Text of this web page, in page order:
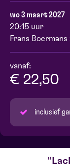
wo 3 maart 2027
20:15 uur
Frans Boermans
vanaf:
€ 22,50
inclusief